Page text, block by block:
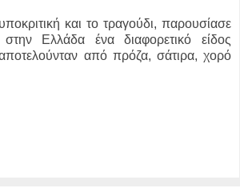
και το τραγούδι, παρουσίασε
Ελλάδα ένα διαφορετικό είδος
από πρόζα, σάτιρα, χορό